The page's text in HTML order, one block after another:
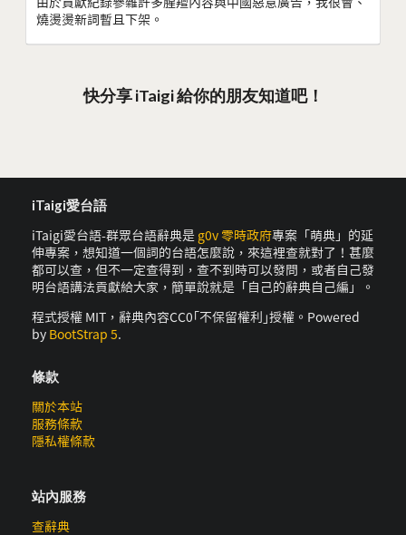
燒燙燙新詞暫且下架。
快分享 iTaigi 給你的朋友知道吧！
iTaigi愛台語
iTaigi愛台語-群眾台語辭典是 g0v 零時政府專案「萌典」的延
伸專案，想知道一個詞的台語怎麼說，來這裡查就對了！甚麼
都可以查，但不一定查得到，查不到時可以發問，或者自己發
明台語講法貢獻給大家，簡單說就是「自己的辭典自己編」。
程式授權 MIT，辭典內容CC0｢不保留權利｣授權。Powered
by BootStrap 5.
條款
關於本站
服務條款
隱私權條款
站內服務
查辭典